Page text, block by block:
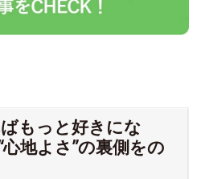
もっと好きにな
地よさ”の裏側をの